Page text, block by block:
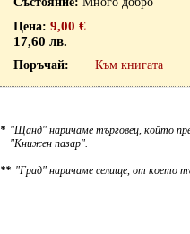
9,00 €
17,60 лв.
Към книгата
* "Щанд" наричаме търговец, който
"Книжен пазар".
** "Град" наричаме селище, от което